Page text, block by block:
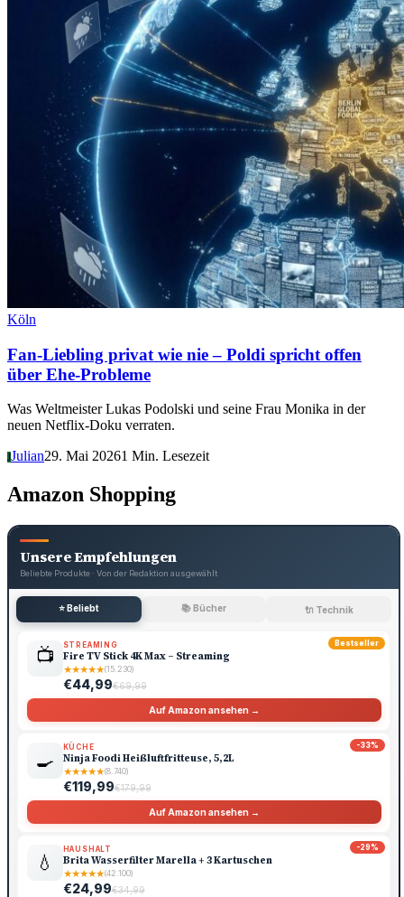
Köln
Fan-Liebling privat wie nie – Poldi spricht offen
über Ehe-Probleme
Was Weltmeister Lukas Podolski und seine Frau Monika in der
neuen Netflix-Doku verraten.
JJulian29. Mai 20261 Min. Lesezeit
Amazon Shopping
Unsere Empfehlungen
Beliebte Produkte · Von der Redaktion ausgewählt
⭐ Beliebt 📚 Bücher 🔌 Technik
Bestseller
📺 STREAMING
Fire TV Stick 4K Max – Streaming
★★★★★(15.230)
€44,99€69,99
Auf Amazon ansehen →
-33%
🍳
KÜCHE
Ninja Foodi Heißluftfritteuse, 5,2L
★★★★★(8.740)
€119,99€179,99
Auf Amazon ansehen →
-29%
💧
HAUSHALT
Brita Wasserfilter Marella + 3 Kartuschen
★★★★★(42.100)
€24,99€34,99